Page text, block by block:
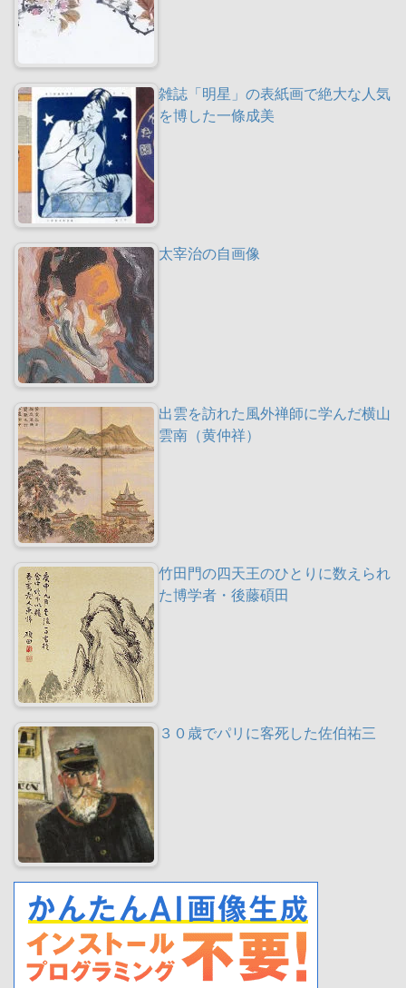
雑誌「明星」の表紙画で絶大な人気
を博した一條成美
太宰治の自画像
出雲を訪れた風外禅師に学んだ横山
雲南（黄仲祥）
竹田門の四天王のひとりに数えられ
た博学者・後藤碩田
３０歳でパリに客死した佐伯祐三